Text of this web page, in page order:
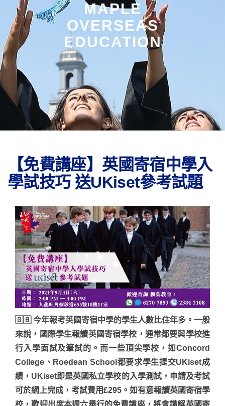
MAPLE
OVERSEAS
EDUCATION
【免費講座】英國寄宿中學入
學試技巧 送UKiset參考試題
🇬🇧 今年報考英國寄宿中學的學生人數比住年多。一般
來說，國際學生報讀英國寄宿學校，通常都要與學校進
行入學面試及筆試的。而一些頂尖學校，如Concord
College、Roedean School都要求學生提交UKiset成
績，UKiset即是英國私立學校的入學測試，申請及考試
可於網上完成，考試費用£295。如有意報讀英國寄宿學
校，歡迎出席本週六舉行的免費講座，將會講解英國寄